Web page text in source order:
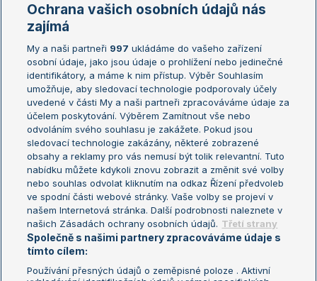
Žebříčky
Žebříček ATP (muži)
Žebříček WTA (ženy)
Sázkařský žebříček
Australian Open
French Open
Wimbledon
US Open
Turnaj mistrů
Turnaj mistryň
Aktualní trendy
Fotbalové přestupy
Livesport Daily
LS Prague Open
Ochrana vašich osobních údajů nás
zajímá
My a naši partneři 997 ukládáme do vašeho zařízení
osobní údaje, jako jsou údaje o prohlížení nebo jedinečné
identifikátory, a máme k nim přístup. Výběr Souhlasím
umožňuje, aby sledovací technologie podporovaly účely
uvedené v části My a naši partneři zpracováváme údaje za
účelem poskytování. Výběrem Zamítnout vše nebo
odvoláním svého souhlasu je zakážete. Pokud jsou
sledovací technologie zakázány, některé zobrazené
obsahy a reklamy pro vás nemusí být tolik relevantní. Tuto
nabídku můžete kdykoli znovu zobrazit a změnit své volby
nebo souhlas odvolat kliknutím na odkaz Řízení předvoleb
ve spodní části webové stránky. Vaše volby se projeví v
našem Internetová stránka. Další podrobnosti naleznete v
našich Zásadách ochrany osobních údajů. Třetí strany
Společně s našimi partnery zpracováváme údaje s
tímto cílem:
Používání přesných údajů o zeměpisné poloze . Aktivní